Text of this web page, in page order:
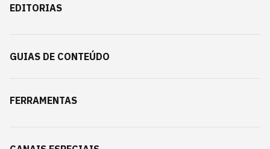
EDITORIAS
GUIAS DE CONTEÚDO
FERRAMENTAS